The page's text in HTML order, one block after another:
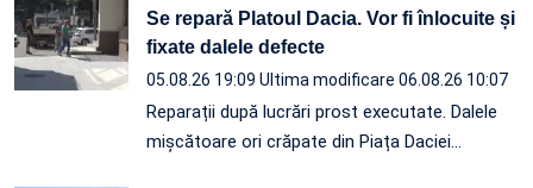
Se repară Platoul Dacia. Vor fi înlocuite și
fixate dalele defecte
05.08.26 19:09 Ultima modificare 06.08.26 10:07
Reparații după lucrări prost executate. Dalele
mișcătoare ori crăpate din Piața Daciei…